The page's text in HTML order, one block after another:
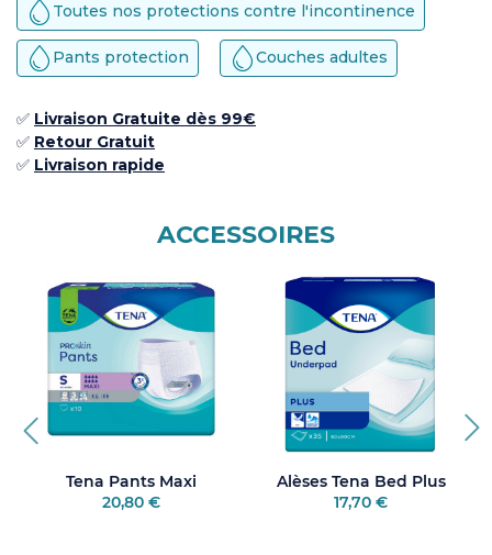
Toutes nos protections contre l'incontinence
Pants protection Couches adultes
✅ Livraison Gratuite dès 99€
✅ ​ Retour Gratuit
✅​ Livraison rapide
ACCESSOIRES
Tena Pants Maxi
20,80 €
Alèses Tena Bed Plus
17,70 €